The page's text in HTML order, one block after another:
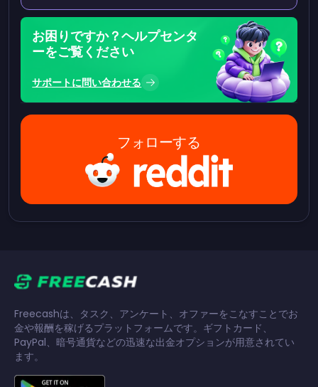
お困りですか？ヘルプセンタ
ーをご覧ください
サポートに問い合わせる
フォローする
Freecashは、タスク、アンケート、オファーをこなすことでお
金や報酬を稼げるプラットフォームです。ギフトカード、
PayPal、暗号通貨などの迅速な出金オプションが用意されてい
ます。